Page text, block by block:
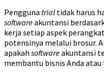
Pengguna trial tidak harus
softwareakuntansi
kerja setiap aspek
potensinya melalui brosur.
apakah softwareakuntansi
membantu bisnis Anda atau